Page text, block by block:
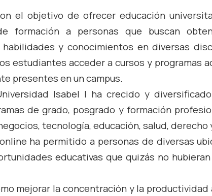
el objetivo de ofrecer educación
formación a personas que buscan
y conocimientos en diversas
estudiantes acceder a cursos y programas
presentes en un campus.
Isabel I ha crecido y
de grado, posgrado y formación
tecnología, educación, salud, derecho
ha permitido a personas de diversas
educativas que quizás no
mejorar la concentración y la